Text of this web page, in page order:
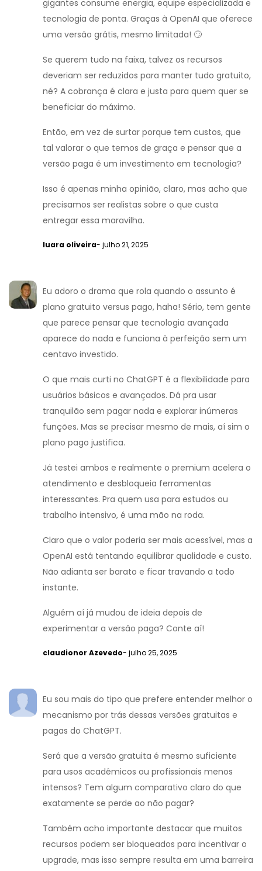
gigantes consume energia, equipe especializada e
tecnologia de ponta. Graças à OpenAI que oferece
uma versão grátis, mesmo limitada! 🙄
Se querem tudo na faixa, talvez os recursos
deveriam ser reduzidos para manter tudo gratuito,
né? A cobrança é clara e justa para quem quer se
beneficiar do máximo.
Então, em vez de surtar porque tem custos, que
tal valorar o que temos de graça e pensar que a
versão paga é um investimento em tecnologia?
Isso é apenas minha opinião, claro, mas acho que
precisamos ser realistas sobre o que custa
entregar essa maravilha.
luara oliveira- julho 21, 2025
Eu adoro o drama que rola quando o assunto é
plano gratuito versus pago, haha! Sério, tem gente
que parece pensar que tecnologia avançada
aparece do nada e funciona à perfeição sem um
centavo investido.
O que mais curti no ChatGPT é a flexibilidade para
usuários básicos e avançados. Dá pra usar
tranquilão sem pagar nada e explorar inúmeras
funções. Mas se precisar mesmo de mais, aí sim o
plano pago justifica.
Já testei ambos e realmente o premium acelera o
atendimento e desbloqueia ferramentas
interessantes. Pra quem usa para estudos ou
trabalho intensivo, é uma mão na roda.
Claro que o valor poderia ser mais acessível, mas a
OpenAI está tentando equilibrar qualidade e custo.
Não adianta ser barato e ficar travando a todo
instante.
Alguém aí já mudou de ideia depois de
experimentar a versão paga? Conte aí!
claudionor Azevedo- julho 25, 2025
Eu sou mais do tipo que prefere entender melhor o
mecanismo por trás dessas versões gratuitas e
pagas do ChatGPT.
Será que a versão gratuita é mesmo suficiente
para usos acadêmicos ou profissionais menos
intensos? Tem algum comparativo claro do que
exatamente se perde ao não pagar?
Também acho importante destacar que muitos
recursos podem ser bloqueados para incentivar o
upgrade, mas isso sempre resulta em uma barreira